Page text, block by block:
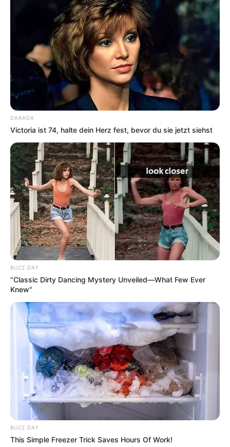
DARADA
Victoria ist 74, halte dein Herz fest, bevor du sie jetzt siehst
BUZZ DAY
“Classic Dirty Dancing Mystery Unveiled—What Few Ever
Knew"
BUZZ DAY
This Simple Freezer Trick Saves Hours Of Work!